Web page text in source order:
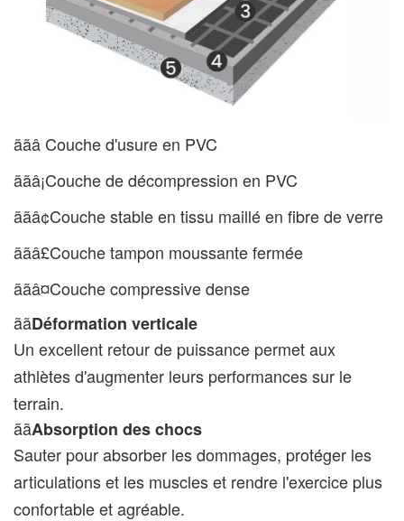
ããâ Couche d'usure en PVC
ããâ¡Couche de décompression en PVC
ããâ¢Couche stable en tissu maillé en fibre de verre
ããâ£Couche tampon moussante fermée
ããâ¤Couche compressive dense
ããDéformation verticale
Un excellent retour de puissance permet aux
athlètes d'augmenter leurs performances sur le
terrain.
ããAbsorption des chocs
Sauter pour absorber les dommages, protéger les
articulations et les muscles et rendre l'exercice plus
confortable et agréable.